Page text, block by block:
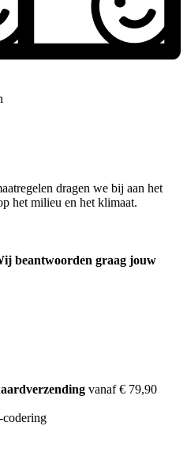
dragen we bij aan het
het milieu en het klimaat.
beantwoorden graag jouw
vanaf € 79,90
codering